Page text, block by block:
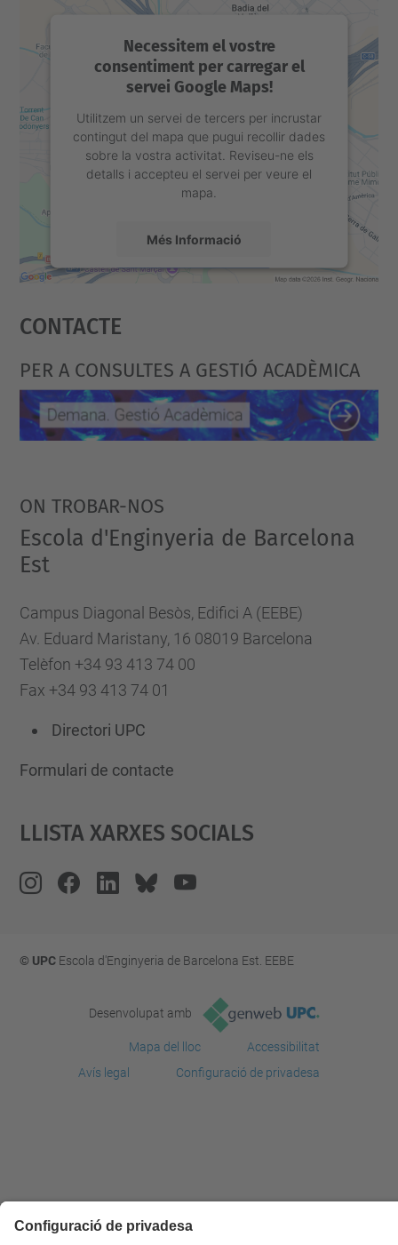
Necessitem el vostre
consentiment per carregar el
servei Google Maps!
Utilitzem un servei de tercers per incrustar
contingut del mapa que pugui recollir dades
sobre la vostra activitat. Reviseu-ne els
detalls i accepteu el servei per veure el
mapa.
Més Informació
powered by
Contacte
PER A CONSULTES A GESTIÓ ACADÈMICA
ON TROBAR-NOS
Escola d'Enginyeria de Barcelona
Est
Campus Diagonal Besòs, Edifici A (EEBE)
Av. Eduard Maristany, 16 08019 Barcelona
Telèfon +34 93 413 74 00
Fax +34 93 413 74 01
Directori UPC
Formulari de contacte
Llista Xarxes Socials
© UPCEscola d'Enginyeria de Barcelona Est. EEBE
Desenvolupat amb
Mapa del lloc
Accessibilitat
Avís legal
Configuració de privadesa